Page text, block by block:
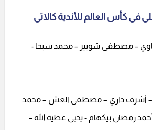
في كأس العالم للأندية كالاتي
– مصطفى شوبير – محمد سيحا -
– أشرف داري – مصطفى العش – محمد
رمضان بيكهام - يحيى عطية الله –